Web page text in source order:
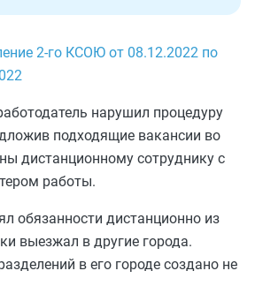
2-го КСОЮ от 08.12.2022 по
нарушил процедуру
подходящие вакансии во
дистанционному сотруднику с
работы.
обязанности дистанционно из
выезжал в другие города.
в его городе создано не